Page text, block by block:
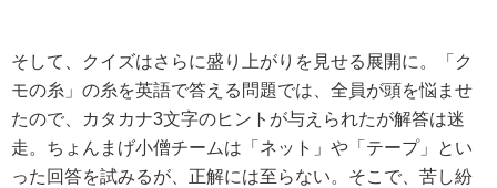
そして、クイズはさらに盛り上がりを見せる展開に。「ク
モの糸」の糸を英語で答える問題では、全員が頭を悩ませ
たので、カタカナ3文字のヒントが与えられたが解答は迷
走。ちょんまげ小僧チームは「ネット」や「テープ」とい
った回答を試みるが、正解には至らない。そこで、苦し紛